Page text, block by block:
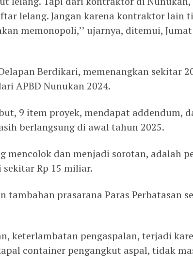
lelang. Jangan karena kontraktor lain
memonopoli,’’ ujarnya, ditemui, Jumat
Berdikari, memenangkan sekitar
APBD Nunukan 2024.
9 item proyek, mendapat addendum,
berlangsung di awal tahun 2025.
mencolok dan menjadi sorotan, adalah
Rp 15 miliar.
tambahan prasarana Paras Perbatasan
keterlambatan pengaspalan, terjadi
container pengangkut aspal, tidak